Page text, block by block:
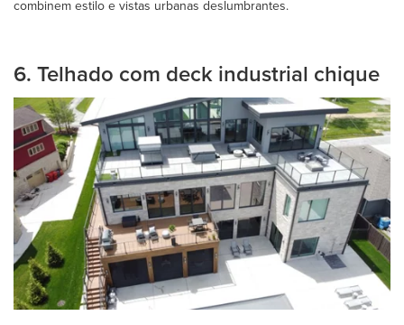
combinem estilo e vistas urbanas deslumbrantes.
6. Telhado com deck industrial chique